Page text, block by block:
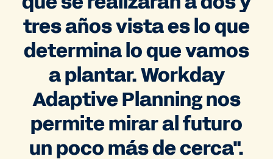
tres años vista es lo que
determina lo que vamos
a plantar. Workday
Adaptive Planning nos
permite mirar al futuro
un poco más de cerca".